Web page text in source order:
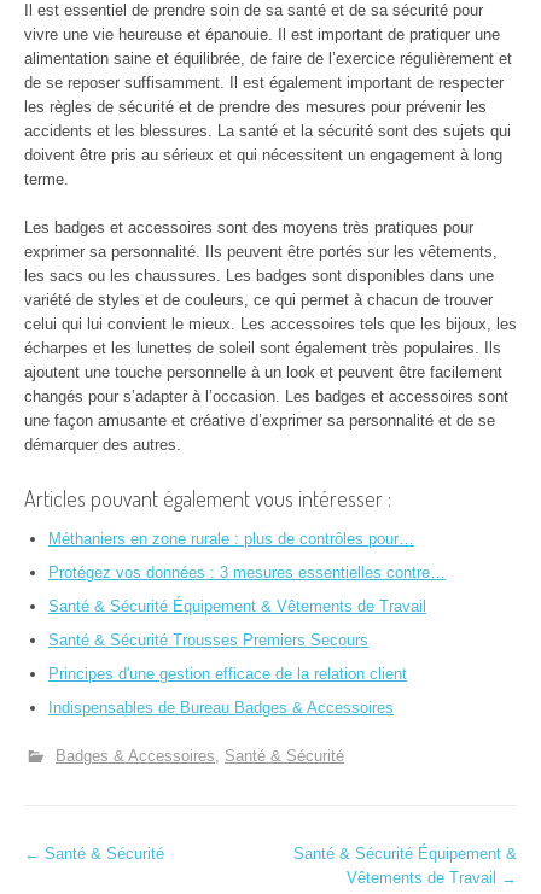
Il est essentiel de prendre soin de sa santé et de sa sécurité pour
vivre une vie heureuse et épanouie. Il est important de pratiquer une
alimentation saine et équilibrée, de faire de l’exercice régulièrement et
de se reposer suffisamment. Il est également important de respecter
les règles de sécurité et de prendre des mesures pour prévenir les
accidents et les blessures. La santé et la sécurité sont des sujets qui
doivent être pris au sérieux et qui nécessitent un engagement à long
terme.
Les badges et accessoires sont des moyens très pratiques pour
exprimer sa personnalité. Ils peuvent être portés sur les vêtements,
les sacs ou les chaussures. Les badges sont disponibles dans une
variété de styles et de couleurs, ce qui permet à chacun de trouver
celui qui lui convient le mieux. Les accessoires tels que les bijoux, les
écharpes et les lunettes de soleil sont également très populaires. Ils
ajoutent une touche personnelle à un look et peuvent être facilement
changés pour s’adapter à l’occasion. Les badges et accessoires sont
une façon amusante et créative d’exprimer sa personnalité et de se
démarquer des autres.
Articles pouvant également vous intéresser :
Méthaniers en zone rurale : plus de contrôles pour…
Protégez vos données : 3 mesures essentielles contre…
Santé & Sécurité Équipement & Vêtements de Travail
Santé & Sécurité Trousses Premiers Secours
Principes d'une gestion efficace de la relation client
Indispensables de Bureau Badges & Accessoires
Badges & Accessoires Santé & Sécurité
N
← Santé & Sécurité
Santé & Sécurité Équipement &
Vêtements de Travail
→